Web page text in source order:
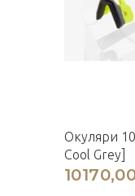
Окуляри
Cool Grey]